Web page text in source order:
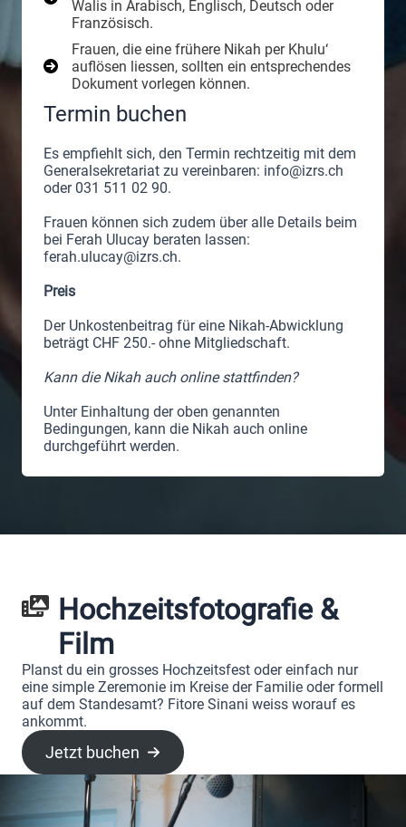
Walis in Arabisch, Englisch, Deutsch oder
Französisch.
Frauen, die eine frühere Nikah per Khulu‘
auflösen liessen, sollten ein entsprechendes
Dokument vorlegen können.
Termin buchen
Es empfiehlt sich, den Termin rechtzeitig mit dem
Generalsekretariat zu vereinbaren: info@izrs.ch
oder 031 511 02 90.
Frauen können sich zudem über alle Details beim
bei Ferah Ulucay beraten lassen:
ferah.ulucay@izrs.ch.
Preis
Der Unkostenbeitrag für eine Nikah-Abwicklung
beträgt CHF 250.- ohne Mitgliedschaft.
Kann die Nikah auch online stattfinden?
Unter Einhaltung der oben genannten
Bedingungen, kann die Nikah auch online
durchgeführt werden.
Hochzeitsfotografie &
Film
Planst du ein grosses Hochzeitsfest oder einfach nur
eine simple Zeremonie im Kreise der Familie oder formell
auf dem Standesamt? Fitore Sinani weiss worauf es
ankommt.
Jetzt buchen